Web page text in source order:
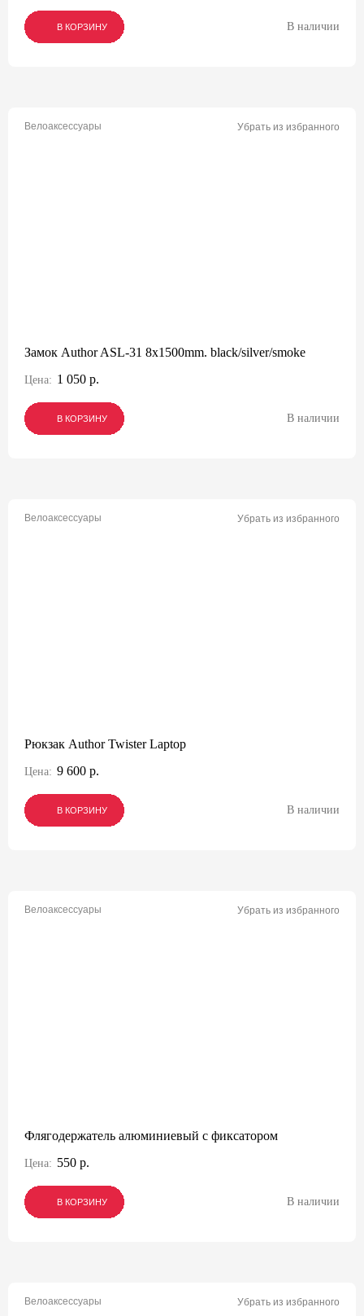
В КОРЗИНУ
В КОРЗИНУ
В КОРЗИНУ В наличии
Велоаксессуары Убрать из избранного
Замок Author ASL-31 8x1500mm. black/silver/smoke
Цена: 1 050 р.
В КОРЗИНУ
В КОРЗИНУ
В КОРЗИНУ В наличии
Велоаксессуары Убрать из избранного
Рюкзак Author Twister Laptop
Цена: 9 600 р.
В КОРЗИНУ
В КОРЗИНУ
В КОРЗИНУ В наличии
Велоаксессуары Убрать из избранного
Флягодержатель алюминиевый с фиксатором
Цена: 550 р.
В КОРЗИНУ
В КОРЗИНУ
В КОРЗИНУ В наличии
Велоаксессуары Убрать из избранного